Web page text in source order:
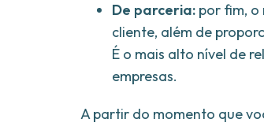
De parceria: por fim, o
cliente, além de
É o mais alto nível de
empresas.
A partir do momento que